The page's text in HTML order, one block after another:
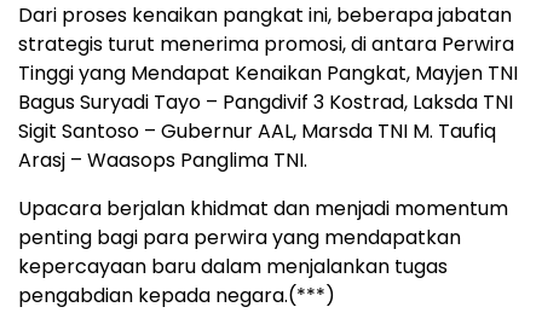
Dari proses kenaikan pangkat ini, beberapa jabatan
strategis turut menerima promosi, di antara Perwira
Tinggi yang Mendapat Kenaikan Pangkat, Mayjen TNI
Bagus Suryadi Tayo – Pangdivif 3 Kostrad, Laksda TNI
Sigit Santoso – Gubernur AAL, Marsda TNI M. Taufiq
Arasj – Waasops Panglima TNI.
Upacara berjalan khidmat dan menjadi momentum
penting bagi para perwira yang mendapatkan
kepercayaan baru dalam menjalankan tugas
pengabdian kepada negara.(***)